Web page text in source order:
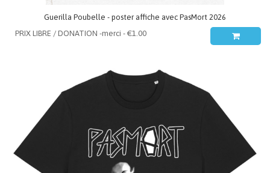
Guerilla Poubelle - poster affiche avec PasMort 2026